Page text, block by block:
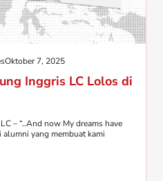
Oktober 7, 2025
Inggris LC Lolos di
– “..And now My dreams have
yang membuat kami